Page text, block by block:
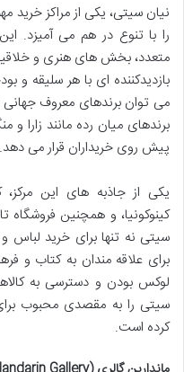
نیان سیتی، یکی از مراکز خرید
را با تنوع در هم می آمیزد.
متعدد، بخش های هنری و
بازدیدکننده ای با هر سلیقه و
می توان برندهای معروف جهانی
برندهای میان رده مانند زارا
پیش روی خریداران قرار می دهد.
یکی از جاذبه های این
کینوکونیا، و همچنین فروشگاه
سیتی نه تنها برای خرید
برای علاقه مندان به کتاب و
لوکس بودن و دسترسی به
سیتی را به مقصدی محبوب
کرده است.